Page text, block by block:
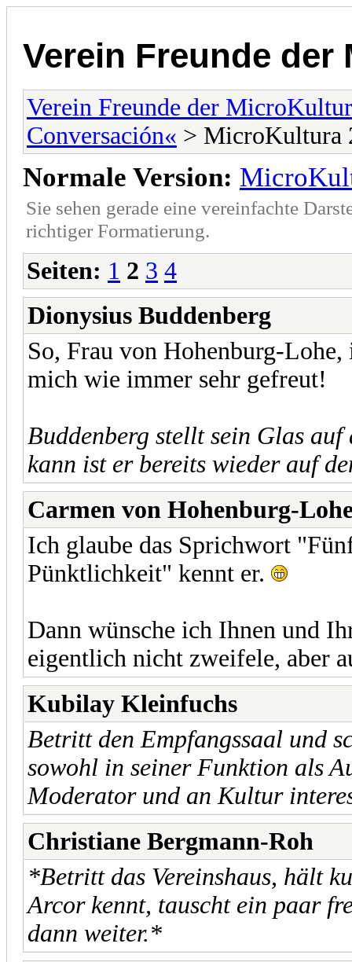
Verein Freunde der
Verein Freunde der
Conversación« > MicroKultura
Normale Version:
Sie sehen gerade eine vereinfachte
richtiger Formatierung.
Seiten: 1 2 3 4
Dionysius Buddenberg
So, Frau von Hohenburg-Lohe,
mich wie immer sehr gefreut!
Buddenberg stellt sein Glas
kann ist er bereits wieder auf
Carmen von Hohenburg-
Ich glaube das Sprichwort
Pünktlichkeit" kennt er.
Dann wünsche ich Ihnen und
eigentlich nicht zweifele, aber
Kubilay Kleinfuchs
Betritt den Empfangssaal und
sowohl in seiner Funktion als
Moderator und an Kultur
Christiane Bergmann-Roh
*Betritt das Vereinshaus, hält
Arcor kennt, tauscht ein paar
dann weiter.*